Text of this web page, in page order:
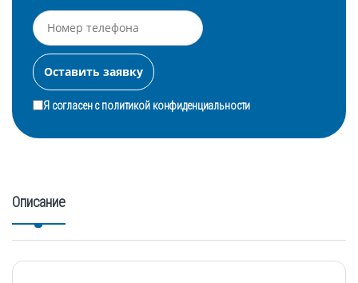
Я согласен сполитикой конфиденциальности
Описание